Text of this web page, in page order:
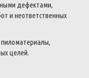
дефектами,
и неответственных
целей.